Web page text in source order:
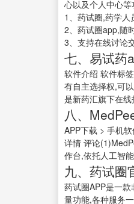
心以及个人中心
1、药试圈,药学人
2、药试圈app,随
3、支持在线讨论
七、易试药
软件介绍 软件标
有自主选择权,可
是新药汇旗下在
八、
APP下载 > 手机
详情 评论
作台,依托人工智
九、药试圈
药试圈APP是一
量功能,各种服务